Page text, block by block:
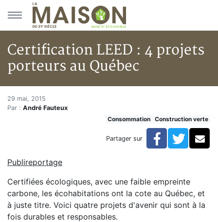
Aller au menu principal
Aller au contenu principal
Certification LEED : 4 projets
porteurs au Québec
Accueil
Articles
Certification LEED : 4 projets porteurs au Québec
Certification LEED : 4 projets
29 mai, 2015
Par : André Fauteux
Consommation
Construction verte
Partager sur Facebook
Publireportage
Certifiées écologiques, avec une faible empreinte
carbone, les écohabitations ont la cote au Québec, et
à juste titre. Voici quatre projets d'avenir qui sont à la
fois durables et responsables.